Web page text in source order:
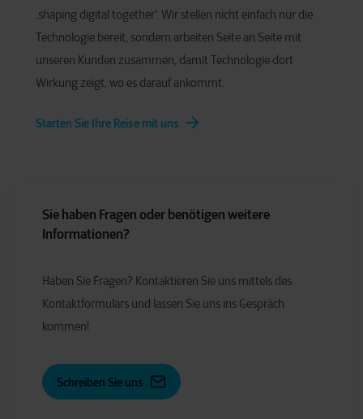
‚shaping digital together‘. Wir stellen nicht einfach nur die
Technologie bereit, sondern arbeiten Seite an Seite mit
unseren Kunden zusammen, damit Technologie dort
Wirkung zeigt, wo es darauf ankommt.
Starten Sie Ihre Reise mit uns
Sie haben Fragen oder benötigen weitere
Informationen?
Haben Sie Fragen? Kontaktieren Sie uns mittels des
Kontaktformulars und lassen Sie uns ins Gespräch
kommen!
Schreiben Sie uns